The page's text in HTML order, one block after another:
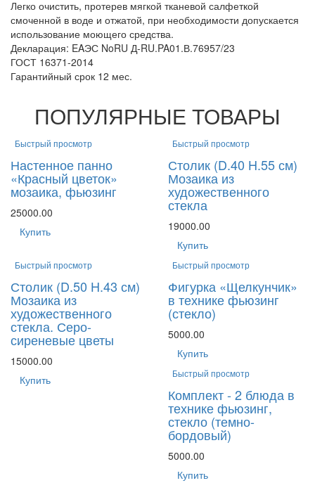
Легко очистить, протерев мягкой тканевой салфеткой
смоченной в воде и отжатой, при необходимости допускается
использование моющего средства.
Декларация: EAЭС NoRU Д-RU.PA01.В.76957/23
ГОСТ 16371-2014
Гарантийный срок 12 мес.
ПОПУЛЯРНЫЕ ТОВАРЫ
Быстрый просмотр
Настенное панно
«Красный цветок»
мозаика, фьюзинг
25000.00
Купить
Быстрый просмотр
Столик (D.40 H.55 см)
Мозаика из
художественного
стекла
19000.00
Купить
Быстрый просмотр
Столик (D.50 H.43 см)
Мозаика из
художественного
стекла. Серо-
сиреневые цветы
15000.00
Купить
Быстрый просмотр
Фигурка «Щелкунчик»
в технике фьюзинг
(стекло)
5000.00
Купить
Быстрый просмотр
Комплект - 2 блюда в
технике фьюзинг,
стекло (темно-
бордовый)
5000.00
Купить